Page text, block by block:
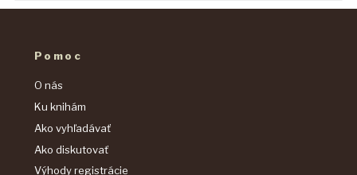
Pomoc
O nás
Ku knihám
Ako vyhľadávať
Ako diskutovať
Výhody registrácie